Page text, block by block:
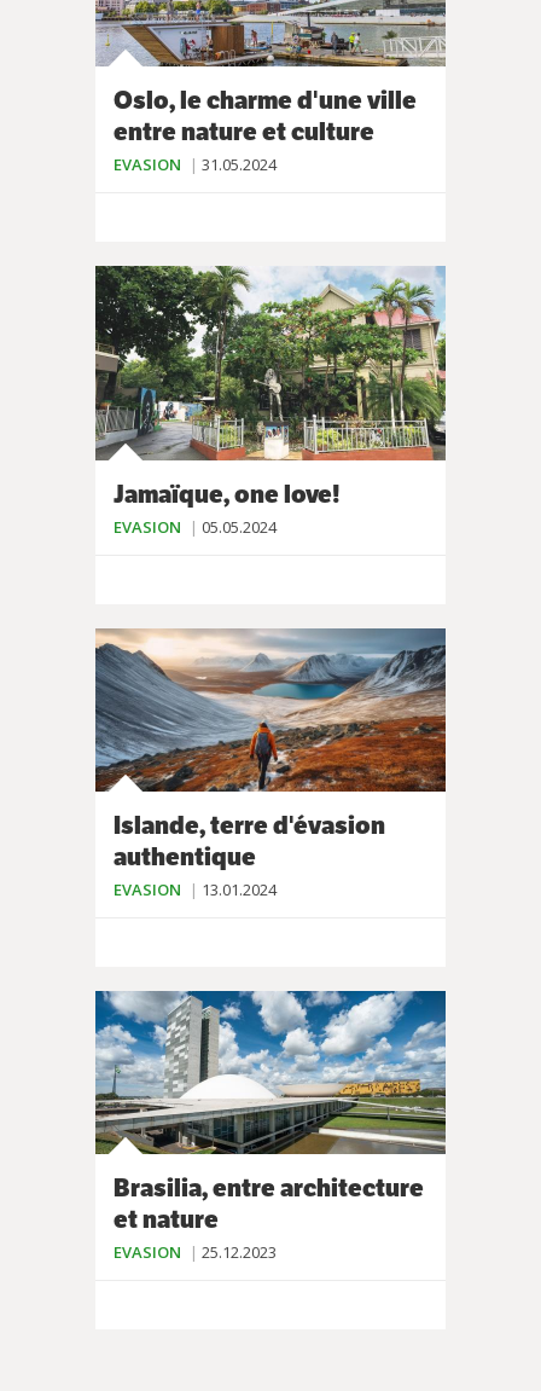
Oslo, le charme d'une ville
entre nature et culture
EVASION 31.05.2024
Jamaïque, one love!
EVASION 05.05.2024
Islande, terre d'évasion
authentique
EVASION 13.01.2024
Brasilia, entre architecture
et nature
EVASION 25.12.2023